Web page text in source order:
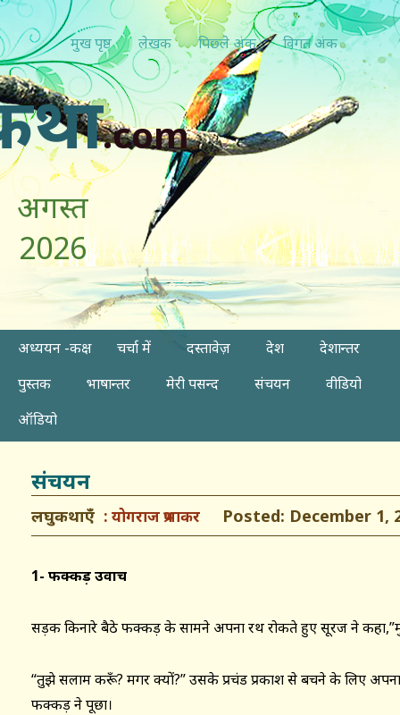
मुख पृष्ठ लेखक पिछ्ले अंक विगत अंक
.com
अगस्त
2026
अध्ययन -कक्ष चर्चा में दस्तावेज़ देश
देशान्तर
पुस्तक
भाषान्तर मेरी पसन्द संचयन
वीडियो
ऑडियो
संचयन
लघुकथाएँ योगराज प्रभाकर Posted: December 1,
1- फक्कड़ उवाच
सड़क किनारे बैठे फक्कड़ के सामने अपना रथ रोकते हुए सूरज ने
“तुझे सलाम करूँ? मगर क्यों?” उसके प्रचंड प्रकाश से बचने के लिए
फक्कड़ ने पूछा।